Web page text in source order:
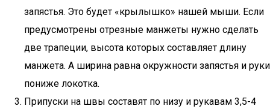
запястья. Это будет «крылышко» нашей мыши. Если
предусмотрены отрезные манжеты нужно сделать
две трапеции, высота которых составляет длину
манжета. А ширина равна окружности запястья и руки
пониже локотка.
Припуски на швы составят по низу и рукавам 3,5-4